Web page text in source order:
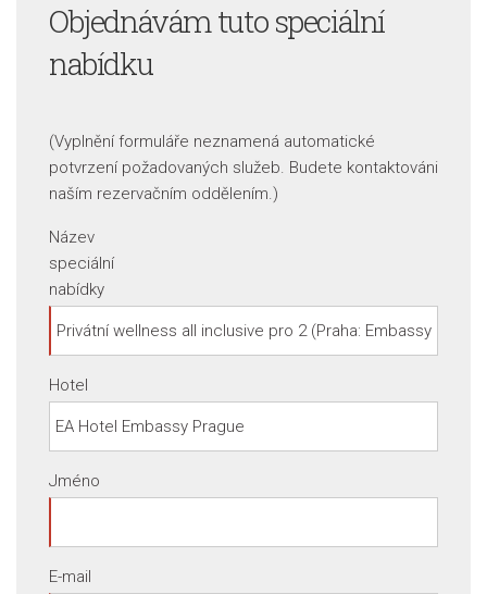
Objednávám tuto speciální
nabídku
(Vyplnění formuláře neznamená automatické
potvrzení požadovaných služeb. Budete kontaktováni
naším rezervačním oddělením.)
Název
speciální
nabídky
Hotel
Jméno
E-mail